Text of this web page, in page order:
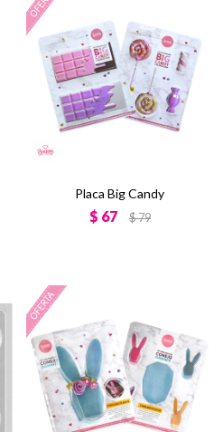
Placa Big Candy
$ 67 $79